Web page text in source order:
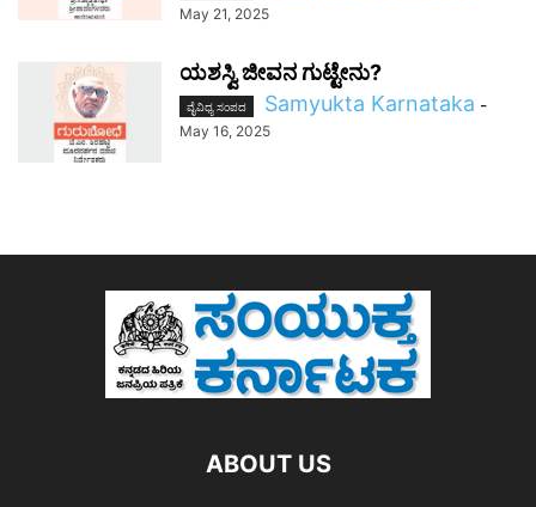
May 21, 2025
ಯಶಸ್ವಿ ಜೀವನ ಗುಟ್ಟೇನು?
ವೈವಿಧ್ಯ ಸಂಪದ Samyukta Karnataka -
May 16, 2025
ABOUT US